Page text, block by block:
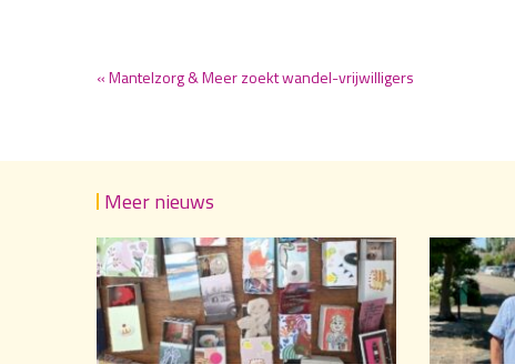
« Mantelzorg & Meer zoekt wandel-vrijwilligers
Meer nieuws